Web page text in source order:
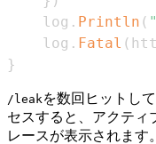
	log
. Println (
	log
. Fatal (
}
/leak を数回ヒットし
セスすると、アクティ
レースが表示されます